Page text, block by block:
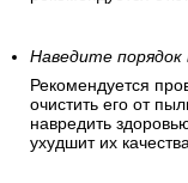
Отключите
В целях
рекомендуется